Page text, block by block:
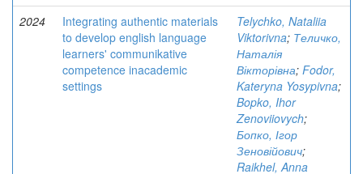
2024
Integrating authentic materials
to develop english language
learners' communikative
competence inacademic
settings
Telychko, Nataliia
Viktorivna; Теличко,
Наталія
Вікторівна; Fodor,
Kateryna Yosypivna;
Bopko, Ihor
Zenoviiovych;
Бопко, Ігор
Зеновійович;
Raikhel, Anna